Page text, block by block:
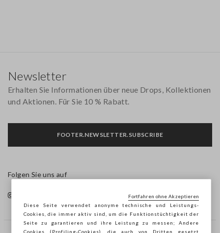
Newsletter
Erhalten Sie Informationen über neue Drops, Kollektionen
und Aktionen. Für Sie 10 % Rabatt.
FOOTER.NEWSLETTER.SUBSCRIBE
Folgen Sie uns auf
Diese Seite verwendet anonyme technische und Leistungs-
Cookies, die immer aktiv sind, um die Funktionstüchtigkeit der
Seite zu garantieren und ihre Leistung zu messen; Andere
Cookies (Profiling-Cookies), die auch von Dritten gesetzt
Fortfahren ohne Akzeptieren